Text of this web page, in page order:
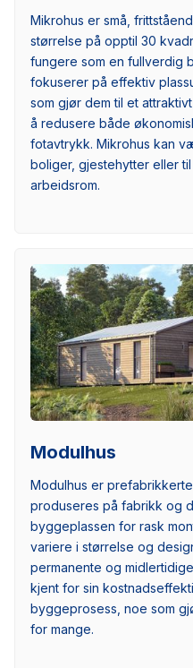
Mikrohus er små,
størrelse på opptil 30
fungere som en fullverdig
fokuserer på effektiv
som gjør dem til et
å redusere både
fotavtrykk. Mikrohus kan
boliger, gjestehytter eller
arbeidsrom.
Modulhus
Modulhus er
produseres på fabrikk og
byggeplassen for rask
variere i størrelse og
permanente og
kjent for sin
byggeprosess, noe som
for mange.